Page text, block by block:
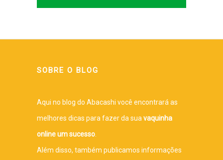
SOBRE O BLOG
Aqui no blog do Abacashi você encontrará as
melhores dicas para fazer da sua vaquinha
online um sucesso
Além disso, também publicamos informações